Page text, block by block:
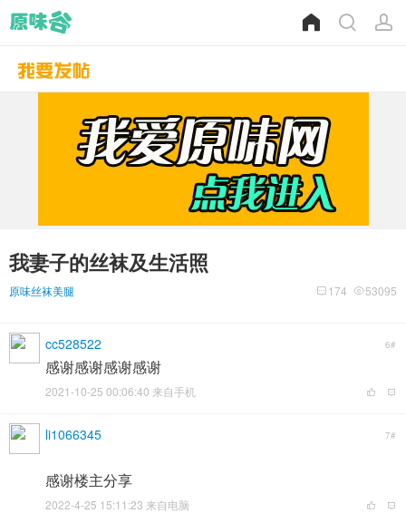
我妻子的丝袜及生活照
原味丝袜美腿 53095
174
cc528522 6#
感谢感谢感谢感谢
2021-10-25 00:06:40 来自手机
li1066345 7#
感谢楼主分享
2022-4-25 15:11:23 来自电脑